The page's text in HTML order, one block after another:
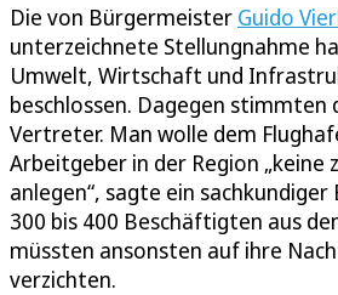
Die von Bürgermeister Guido
unterzeichnete Stellungnahme
Umwelt, Wirtschaft und
beschlossen. Dagegen stimmten
Vertreter. Man wolle dem
Arbeitgeber in der Region „keine
anlegen“, sagte ein sachkundiger
300 bis 400 Beschäftigten aus
müssten ansonsten auf ihre
verzichten.